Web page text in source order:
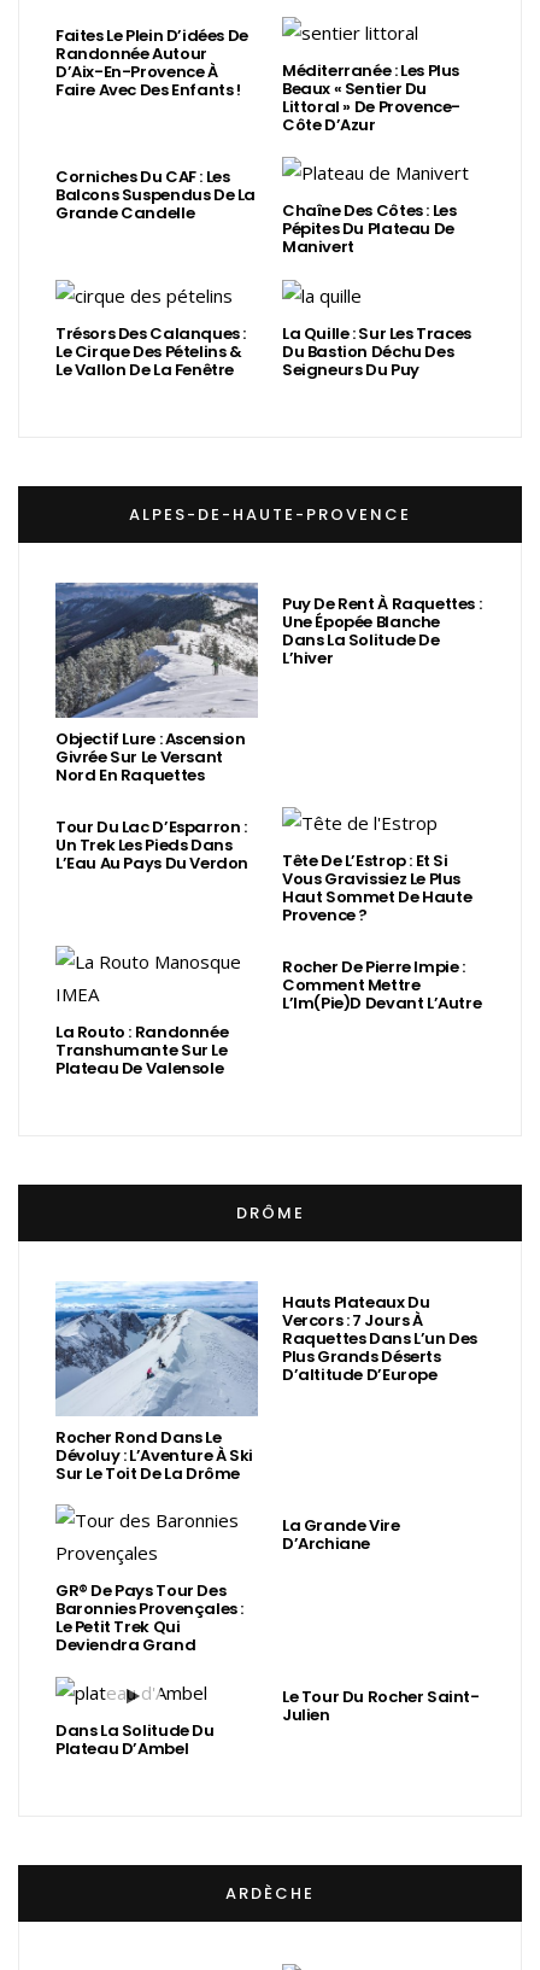
Faites Le Plein D’idées De
Randonnée Autour
D’Aix-En-Provence À
Faire Avec Des Enfants !
Méditerranée : Les Plus
Beaux « Sentier Du
Littoral » De Provence-
Côte D’Azur
Corniches Du CAF : Les
Balcons Suspendus De La
Grande Candelle Chaîne Des Côtes : Les
Pépites Du Plateau De
Manivert
Trésors Des Calanques :
Le Cirque Des Pételins &
Le Vallon De La Fenêtre
La Quille : Sur Les Traces
Du Bastion Déchu Des
Seigneurs Du Puy
ALPES-DE-HAUTE-PROVENCE
Objectif Lure : Ascension
Givrée Sur Le Versant
Nord En Raquettes
Puy De Rent À Raquettes :
Une Épopée Blanche
Dans La Solitude De
L’hiver
Tour Du Lac D’Esparron :
Un Trek Les Pieds Dans
L’Eau Au Pays Du Verdon Tête De L’Estrop : Et Si
Vous Gravissiez Le Plus
Haut Sommet De Haute
Provence ?
La Routo : Randonnée
Transhumante Sur Le
Plateau De Valensole
Rocher De Pierre Impie :
Comment Mettre
L’Im(Pie)d Devant L’Autre
DRÔME
Rocher Rond Dans Le
Dévoluy : L’Aventure À Ski
Sur Le Toit De La Drôme
Hauts Plateaux Du
Vercors : 7 Jours À
Raquettes Dans L’un Des
Plus Grands Déserts
D’altitude D’Europe
GR® De Pays Tour Des
Baronnies Provençales :
Le Petit Trek Qui
Deviendra Grand
La Grande Vire
D’Archiane
Dans La Solitude Du
Plateau D’Ambel
Le Tour Du Rocher Saint-
Julien
ARDÈCHE